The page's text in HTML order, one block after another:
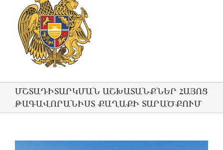
ՄՇՏԱԴԻՏԱՐԿՄԱՆ ԱՇԽԱՏԱՆՔՆԵՐ ՀԱՅՈՑ
ԹԱԳԱՎՈՐԱՆԻՍՏ ՔԱՂԱՔԻ ՏԱՐԱԾՔՈՒՄ